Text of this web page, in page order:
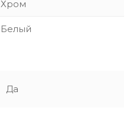
Хром
Белый
Да